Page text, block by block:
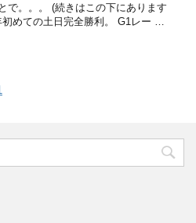
で。。。 (続きはこの下にあります
初めての土日完全勝利。 G1レー …